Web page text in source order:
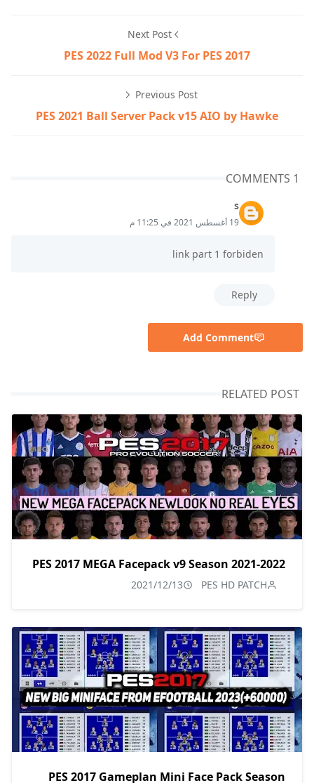
Next Post
PES 2022 Full Mod V3 For PES 2017
Previous Post
PES 2021 Ball Server Pack v15 AIO by Hawke
1 COMMENTS
s
19 أغسطس 2021 في 11:25 م
link part 1 forbiden
Reply
Add Comment
RELATED POST
PES 2017 MEGA Facepack v9 Season 2021-2022
PES HD PATCH
2021/12/13
PES 2017 Gameplan Mini Face Pack Season